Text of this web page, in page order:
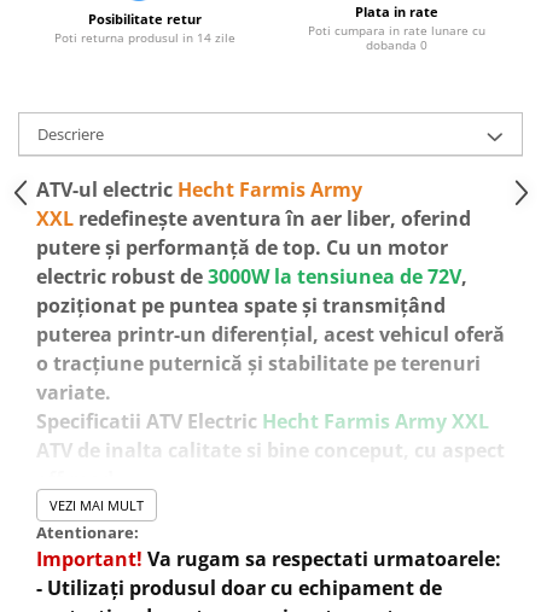
Posibilitate retur
Poti returna produsul in 14 zile
Plata in rate
Poti cumpara in rate lunare cu
dobanda 0
Descriere
ATV-ul electric Hecht Farmis Army
XXL redefinește aventura în aer liber, oferind
putere și performanță de top. Cu un motor
electric robust de3000W la tensiunea de 72V,
poziționat pe puntea spate și transmițând
puterea printr-un diferențial, acest vehicul oferă
o tracțiune puternică și stabilitate pe terenuri
variate.
Specificatii ATV Electric Hecht Farmis Army XXL
ATV de inalta calitate si bine conceput, cu aspect
Display digital cu afișaj nivel baterie, kilometraj,
treaptă viteză
1 Motor electric de putere3000Wla
tensiune72V
VEZI MAI MULT
Atentionare:
Important! Va rugam sa respectati urmatoarele:
- Utilizați produsul doar cu echipament de